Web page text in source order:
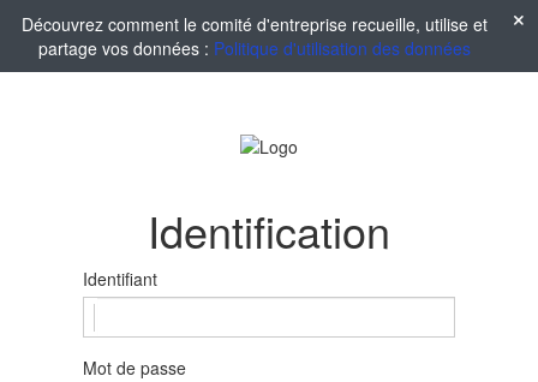
Découvrez comment le comité d'entreprise recueille, utilise et
partage vos données : Politique d'utilisation des données
Identification
Identifiant
Mot de passe